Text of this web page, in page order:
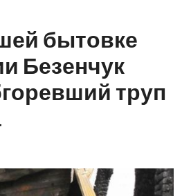
бытовке
Безенчук
труп